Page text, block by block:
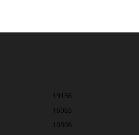
19136
16065
10306